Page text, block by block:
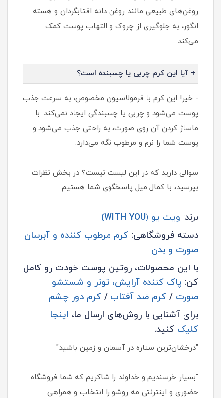
روغن‌های طبیعی مانند روغن دانه افتابگردان و هسته
انگور، به جلوگیری از چروک و التهاب پوست کمک
می‌کند.
+ آیا این کرم چربی یا چسبنده است؟
- خیر! این کرم با فرمولاسیون مخصوص، به سرعت جذب
پوست می‌شود و چربی یا چسبندگی ایجاد نمی‌کند. با
ماساژ کردن آن روی صورت، به راحتی جذب می‌شود و
پوست شما را نرم و مرطوب نگه می‌دارد.
سوالی دارید که در این لیست نیست؟ در بخش نظرات
بپرسید، با کمال میل پاسخگوی شما هستیم.
برند: ویت یو (WITH YOU)
دسته فروشگاهی: کرم مرطوب کننده و آبرسان
صورت و بدن
با این محصولات، روتین پوست خودت رو کامل
کن: پاک کننده آرایش، تونر و شستشو
صورت / کرم ضد آفتاب / کرم دور چشم
برای آشنایی با روش‌های ارسال ما، اینجا
کلیک کنید.
"درخشان‌ترین ستاره در آسمان و زمین باشید"
"بسیار خرسندیم و خداوند را شاکریم که شما فروشگاه
حضوری و اینترنتی مه روشو را انتخاب و همراهی